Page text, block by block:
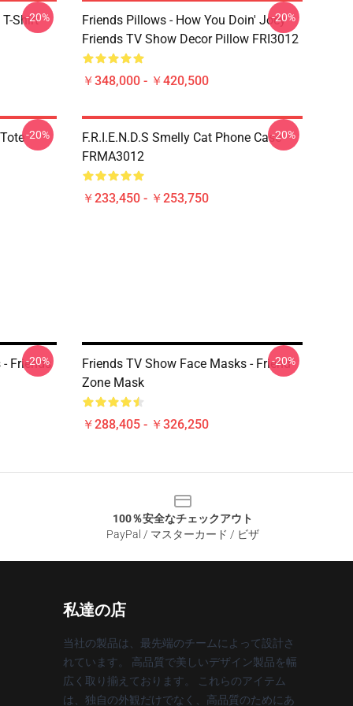
T-Shirt-20%
Friends Pillows - How You Doin' Joey
Friends TV Show Decor Pillow FRI3012
￥348,000 - ￥420,500
-20%
-20%
F.R.I.E.N.D.S Smelly Cat Phone Case
FRMA3012
￥233,450 - ￥253,750
-20%
Friends
-20%
Friends TV Show Face Masks - Friend
Zone Mask
￥288,405 - ￥326,250
-20%
100％安全なチェックアウト
PayPal / マスターカード / ビザ
私達の店
当社の製品は、最先端のチームによって設計さ
れています。 高品質で美しいデザイン製品を幅
広く取り揃えております。 これらのアイテム
は、独自の外観だけでなく、高品質のためにあ